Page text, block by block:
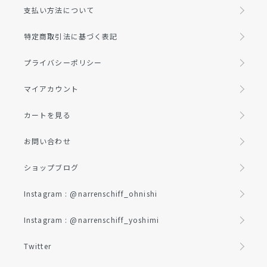
支払い方法について
特定商取引法に基づく表記
プライバシーポリシー
マイアカウント
カートを見る
お問い合わせ
ショップブログ
Instagram : @narrenschiff_ohnishi
Instagram : @narrenschiff_yoshimi
Twitter